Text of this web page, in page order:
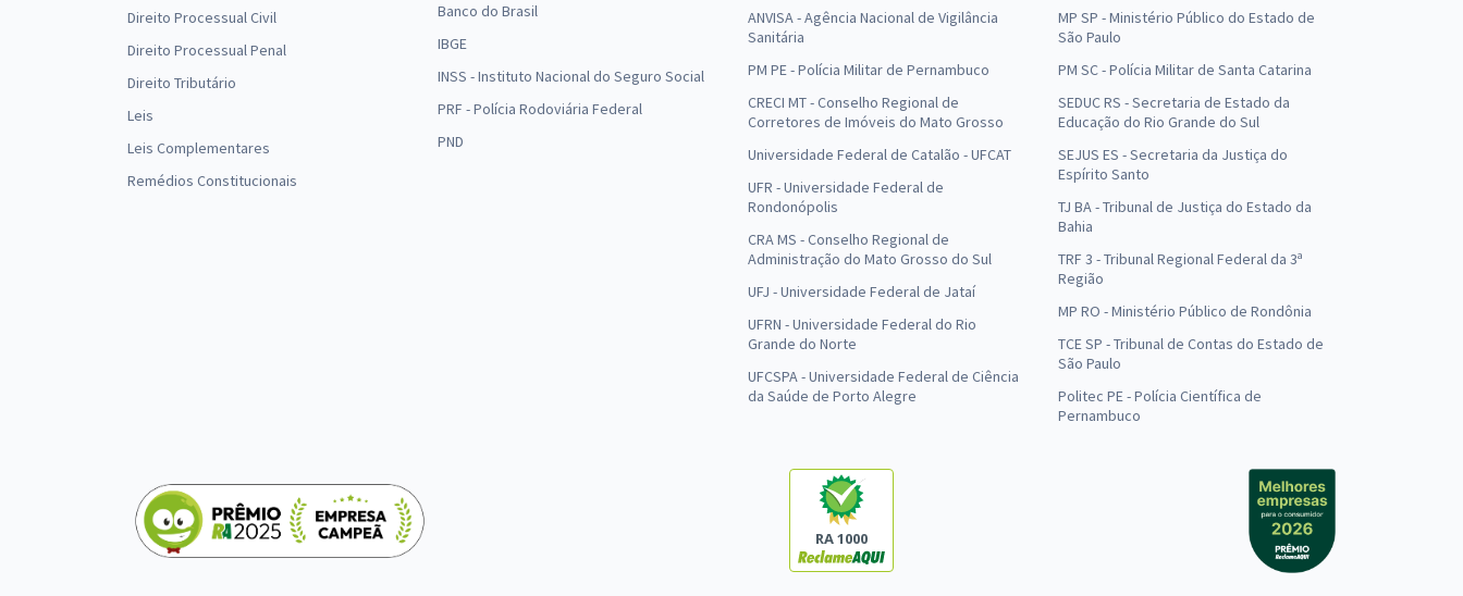
Direito Processual Civil
Direito Processual Penal
Direito Tributário
Leis
Leis Complementares
Remédios Constitucionais
Banco do Brasil
IBGE
INSS - Instituto Nacional do Seguro Social
PRF - Polícia Rodoviária Federal
PND
ANVISA - Agência Nacional de Vigilância
Sanitária
PM PE - Polícia Militar de Pernambuco
CRECI MT - Conselho Regional de
Corretores de Imóveis do Mato Grosso
Universidade Federal de Catalão - UFCAT
UFR - Universidade Federal de
Rondonópolis
CRA MS - Conselho Regional de
Administração do Mato Grosso do Sul
UFJ - Universidade Federal de Jataí
UFRN - Universidade Federal do Rio
Grande do Norte
UFCSPA - Universidade Federal de Ciência
da Saúde de Porto Alegre
MP SP - Ministério Público do Estado de
São Paulo
PM SC - Polícia Militar de Santa Catarina
SEDUC RS - Secretaria de Estado da
Educação do Rio Grande do Sul
SEJUS ES - Secretaria da Justiça do
Espírito Santo
TJ BA - Tribunal de Justiça do Estado da
Bahia
TRF 3 - Tribunal Regional Federal da 3ª
Região
MP RO - Ministério Público de Rondônia
TCE SP - Tribunal de Contas do Estado de
São Paulo
Politec PE - Polícia Científica de
Pernambuco
RA 1000